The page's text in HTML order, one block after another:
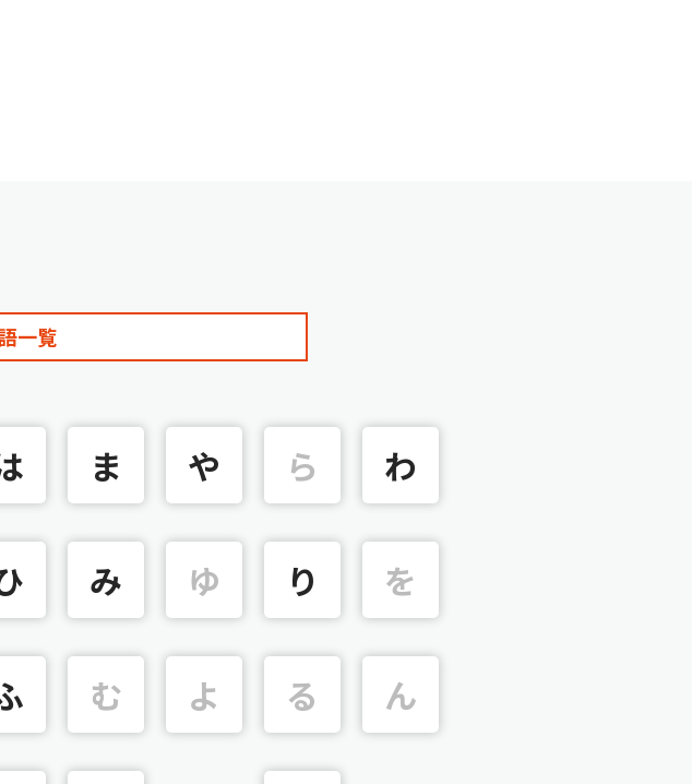
一覧
ま や ら わ
み ゆ り を
む よ る ん